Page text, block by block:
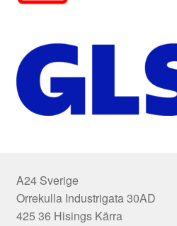
A24 Sverige
Orrekulla Industrigata 30AD
425 36 Hisings Kärra